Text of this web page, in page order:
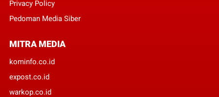
Privacy Policy
Pedoman Media Siber
MITRA MEDIA
kominfo.co.id
expost.co.id
warkop.co.id